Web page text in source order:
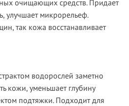
очищающих средств. Придает
улучшает микрорельеф.
так кожа восстанавливает
водорослей заметно
кожи, уменьшает глубину
подтяжки. Подходит для